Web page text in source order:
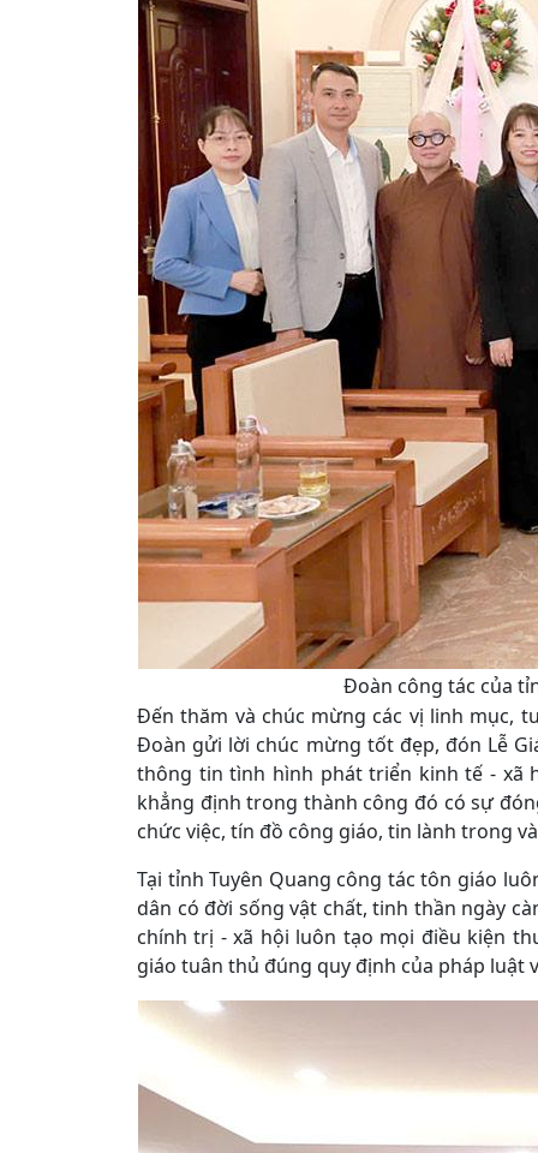
Đoàn công tác của
Đến thăm và chúc mừng các vị linh mục,
Đoàn gửi lời chúc mừng tốt đẹp, đón Lễ
thông tin tình hình phát triển kinh tế - xã
khẳng định trong thành công đó có sự
chức việc, tín đồ công giáo, tin lành trong
Tại tỉnh Tuyên Quang công tác tôn giáo
dân có đời sống vật chất, tinh thần ngày
chính trị - xã hội luôn tạo mọi điều kiện
giáo tuân thủ đúng quy định của pháp luật